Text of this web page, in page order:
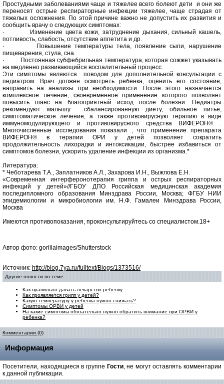
Простудными заболеваниями чаще и тяжелее всего болеют дети и они же
переносят острые респираторные инфекции тяжелее, чаще страдая от
тяжелых осложнения. По этой причине важно не допустить их развития и
сообщить врачу о следующих симптомах:
· Изменение цвета кожи, затруднение дыхания, сильный кашель,
потливость, слабость, отсутствие аппетита и др.
· Повышение температуры тела, появление сыпи, нарушение
пищеварения, стула, сна.
· Постоянная субфебрильная температура, которая сожжет указывать
на медленно развивающийся воспалительный процесс.
Эти симптомы являются поводом для дополнительной консультации с
педиатром. Врач должен осмотреть ребенка, оценить его состояние,
направить на анализы при необходимости. После этого назначается
комплексное лечение, своевременное применение которого позволяет
повысить шанс на благоприятный исход после болезни. Педиатры
рекомендуют малышу сбалансированную диету, обильное питье,
симптоматическое лечение, а также противовирусную терапию в виде
иммуномодулирующего и противовирусного средства ВИФЕРОН® .
Многочисленные исследования показали , что применение препарата
ВИФЕРОН® в терапии ОРИ у детей позволяет сократить
продолжительность лихорадки и интоксикации, быстрее избавиться от
симптомов болезни, ускорить удаление инфекции из организма.*
Литература:
* Чеботарева Т.А., Заплатников А.Л., Захарова И.Н., Выжлова Е.Н.
«Современная интерферонотерапия гриппа и острых респираторных
инфекций у детей»//ГБОУ ДПО Российская медицинская академия
последипломного образования Минздрава России, Москва; ФГБУ НИИ
эпидемиологии и микробиологии им. Н.Ф. Гамалеи Минздрава России,
Москва
Имеются противопоказания, проконсультируйтесь со специалистом.18+
Автор фото: gorillaimages/Shutterstock
Источник: http://blog.7ya.ru/fulltext/Blogs/1373516/
Другие новости по теме:
Как правильно давать лекарство ребенку
Как проявляется грипп у детей?
Какую температуру у ребенка нужно снижать?
Симптомы ОРВИ у детей
На какие симптомы обязательно нужно обратить внимание при ОРВИ у
ребенка?
Комментарии (0)
Информация
Посетители, находящиеся в группе Гости, не могут оставлять комментарии
к данной публикации.